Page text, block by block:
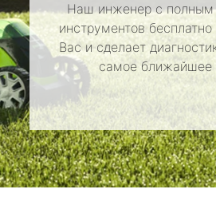
Наш инженер с полным
инструментов
Вас и сделает
самое ближайшее